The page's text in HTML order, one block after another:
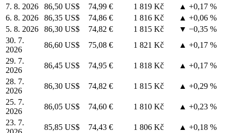
7. 8. 2026
86,50 US$ 74,99 € 1 819 Kč
▲ +0,17 %
6. 8. 2026
86,35 US$ 74,86 € 1 816 Kč
▲ +0,06 %
5. 8. 2026
86,30 US$ 74,82 € 1 815 Kč
▼ −0,35 %
30. 7.
2026
86,60 US$ 75,08 € 1 821 Kč
▲ +0,17 %
29. 7.
2026
86,45 US$ 74,95 € 1 818 Kč
▲ +0,17 %
28. 7.
2026
86,30 US$ 74,82 € 1 815 Kč
▲ +0,29 %
25. 7.
2026
86,05 US$ 74,60 € 1 810 Kč
▲ +0,23 %
23. 7.
85,85 US$ 74,43 € 1 806 Kč ▲ +0,18 %